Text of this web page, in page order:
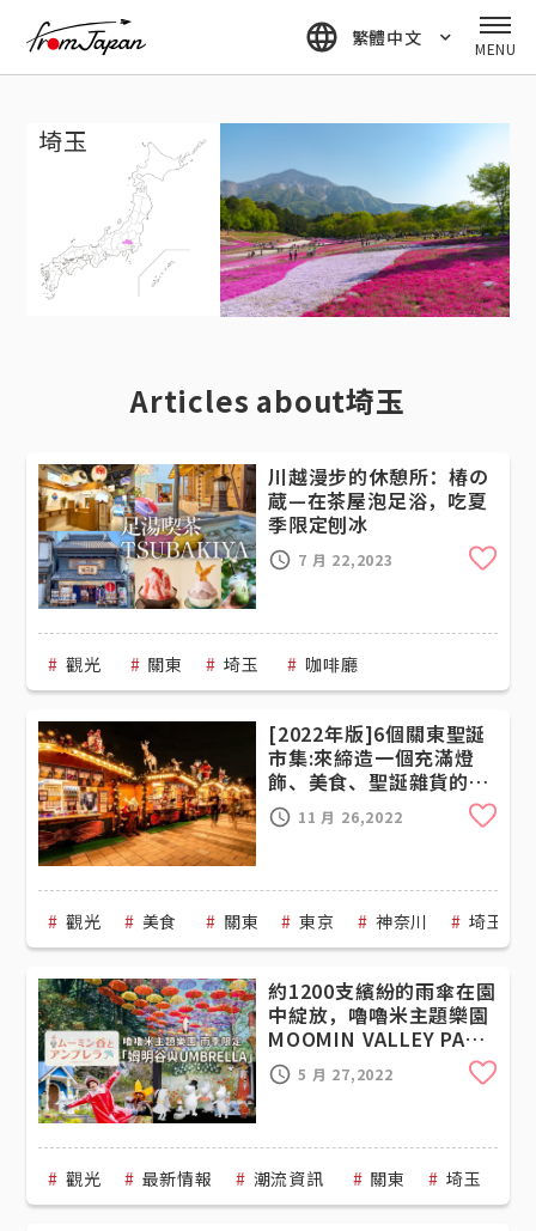
fromJapan繁體中文 MENU
埼玉
Articles about埼玉
川越漫步的休憩所：椿の
蔵—在茶屋泡足浴，吃夏
季限定刨冰
7 月 22,2023
觀光 關東 埼玉 咖啡廳
[2022年版]6個關東聖誕
市集:來締造一個充滿燈
飾、美食、聖誕雜貨的冬
季假期！
11 月 26,2022
觀光 美食 關東 東京 神奈川 埼玉
約1200支繽紛的雨傘在園
中綻放，嚕嚕米主題樂園
MOOMIN VALLEY PARK
的「姆明谷與
UMBRELLA」活動
5 月 27,2022
觀光 最新情報 潮流資訊 關東 埼玉